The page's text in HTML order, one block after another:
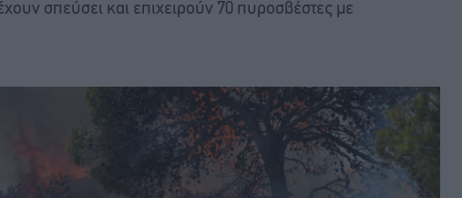
σπεύσει και επιχειρούν 70 πυροσβέστες με